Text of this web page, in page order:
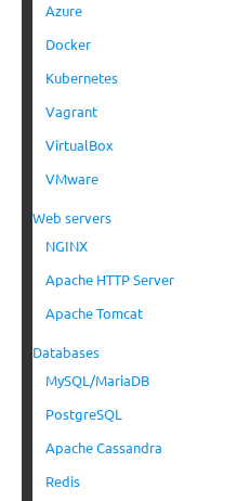
Azure
Docker
Kubernetes
Vagrant
VirtualBox
VMware
Web servers
NGINX
Apache HTTP Server
Apache Tomcat
Databases
MySQL/MariaDB
PostgreSQL
Apache Cassandra
Redis